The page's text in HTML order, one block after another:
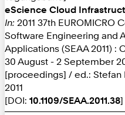
eScience Cloud
In: 2011 37th EUROMICRO
Software Engineering and
Applications (SEAA 2011) :
30 August - 2 September
[proceedings] / ed.: Stefan
2011
[DOI: 10.1109/SEAA.2011.38]